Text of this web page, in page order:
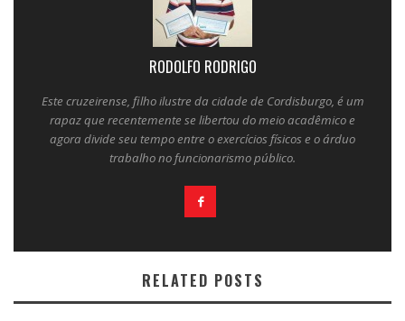
RODOLFO RODRIGO
Este cruzeirense, filho ilustre da cidade de Cordisburgo, é um
rapaz que recentemente se libertou do meio acadêmico e
agora divide seu tempo entre o exercícios físicos e o árduo
trabalho no funcionarismo público.
RELATED POSTS